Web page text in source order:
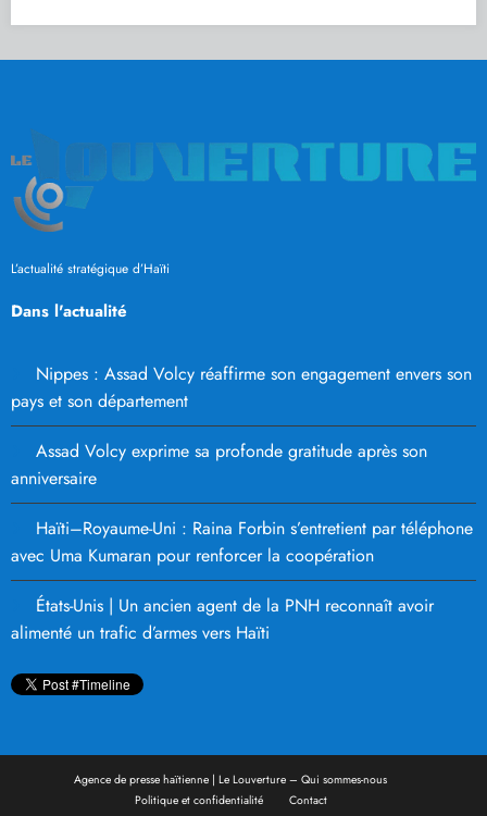
L’actualité stratégique d’Haïti
Dans l'actualité
Nippes : Assad Volcy réaffirme son engagement envers son
pays et son département
Assad Volcy exprime sa profonde gratitude après son
anniversaire
Haïti–Royaume-Uni : Raina Forbin s’entretient par téléphone
avec Uma Kumaran pour renforcer la coopération
États-Unis | Un ancien agent de la PNH reconnaît avoir
alimenté un trafic d’armes vers Haïti
Agence de presse haïtienne | Le Louverture – Qui sommes-nous
Politique et confidentialité
Contact